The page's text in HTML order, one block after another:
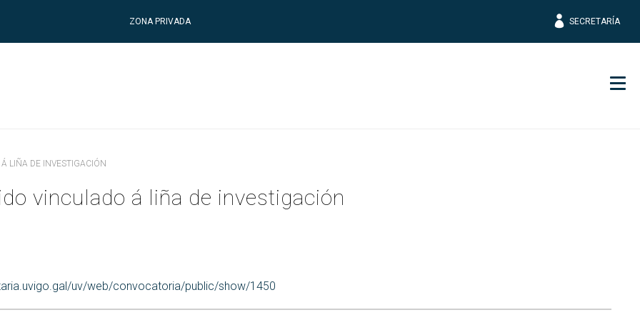
ZONA PRIVADA SECRETARÍA
LIÑA DE INVESTIGACIÓN
vinculado á liña de investigación
uv/web/convocatoria/public/show/1450